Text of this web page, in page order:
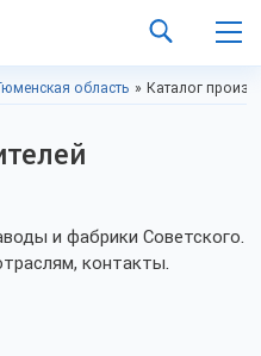
область Каталог
и фабрики Советского.
контакты.